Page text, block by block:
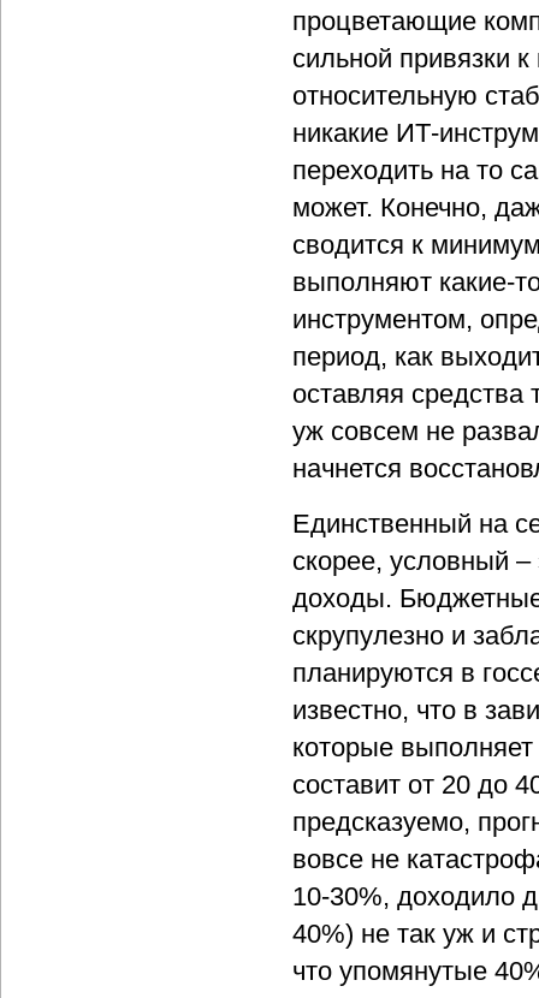
процветающие
сильной привязки
относительную
никакие ИТ-
переходить на то
может. Конечно,
сводится к
выполняют какие-
инструментом,
период, как
оставляя
уж совсем не
начнется
Единственный на
скорее, условный –
доходы.
скрупулезно и
планируются в
известно, что в
которые
составит от 20 до
предсказуемо,
вовсе не
10-30%, доходило
40%) не так уж и
что упомянутые